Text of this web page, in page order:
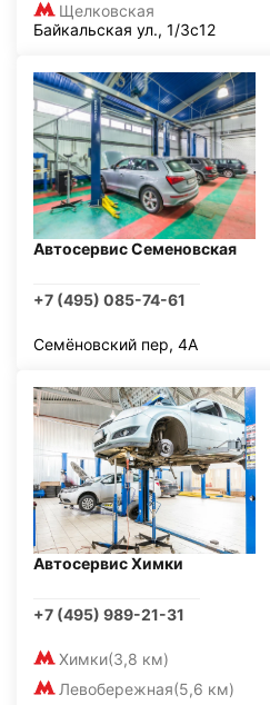
Щелковская
Байкальская ул., 1/3с12
Автосервис Семеновская
+7 (495) 085-74-61
Семёновский пер, 4А
Автосервис Химки
+7 (495) 989-21-31
Химки(3,8 км)
Левобережная(5,6 км)